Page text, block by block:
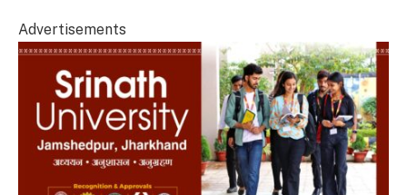
Advertisements